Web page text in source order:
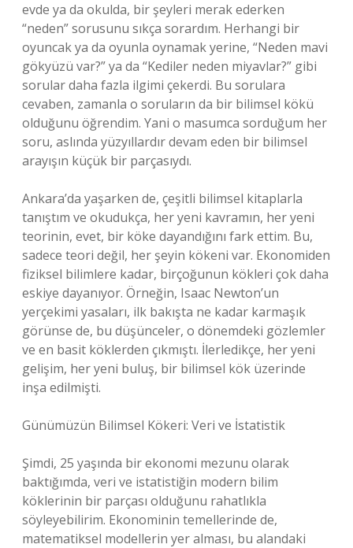
evde ya da okulda, bir şeyleri merak ederken
“neden” sorusunu sıkça sorardım. Herhangi bir
oyuncak ya da oyunla oynamak yerine, “Neden mavi
gökyüzü var?” ya da “Kediler neden miyavlar?” gibi
sorular daha fazla ilgimi çekerdi. Bu sorulara
cevaben, zamanla o soruların da bir bilimsel kökü
olduğunu öğrendim. Yani o masumca sorduğum her
soru, aslında yüzyıllardır devam eden bir bilimsel
arayışın küçük bir parçasıydı.
Ankara’da yaşarken de, çeşitli bilimsel kitaplarla
tanıştım ve okudukça, her yeni kavramın, her yeni
teorinin, evet, bir köke dayandığını fark ettim. Bu,
sadece teori değil, her şeyin kökeni var. Ekonomiden
fiziksel bilimlere kadar, birçoğunun kökleri çok daha
eskiye dayanıyor. Örneğin, Isaac Newton’un
yerçekimi yasaları, ilk bakışta ne kadar karmaşık
görünse de, bu düşünceler, o dönemdeki gözlemler
ve en basit köklerden çıkmıştı. İlerledikçe, her yeni
gelişim, her yeni buluş, bir bilimsel kök üzerinde
inşa edilmişti.
Günümüzün Bilimsel Kökeri: Veri ve İstatistik
Şimdi, 25 yaşında bir ekonomi mezunu olarak
baktığımda, veri ve istatistiğin modern bilim
köklerinin bir parçası olduğunu rahatlıkla
söyleyebilirim. Ekonominin temellerinde de,
matematiksel modellerin yer alması, bu alandaki